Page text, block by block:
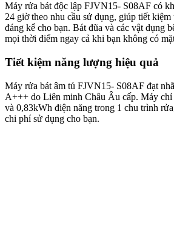
Máy rửa bát độc lập FJVN15- S08AF có
24 giờ theo nhu cầu sử dụng, giúp tiết
đáng kể cho bạn. Bát đũa và các vật dụng
mọi thời điểm ngay cả khi bạn không có
Tiết kiệm năng lượng hiệu quả
Máy rửa bát âm tủ FJVN15- S08AF đạt
A+++ do Liên minh Châu Âu cấp. Máy
và 0,83kWh điện năng trong 1 chu trình
chi phí sử dụng cho bạn.